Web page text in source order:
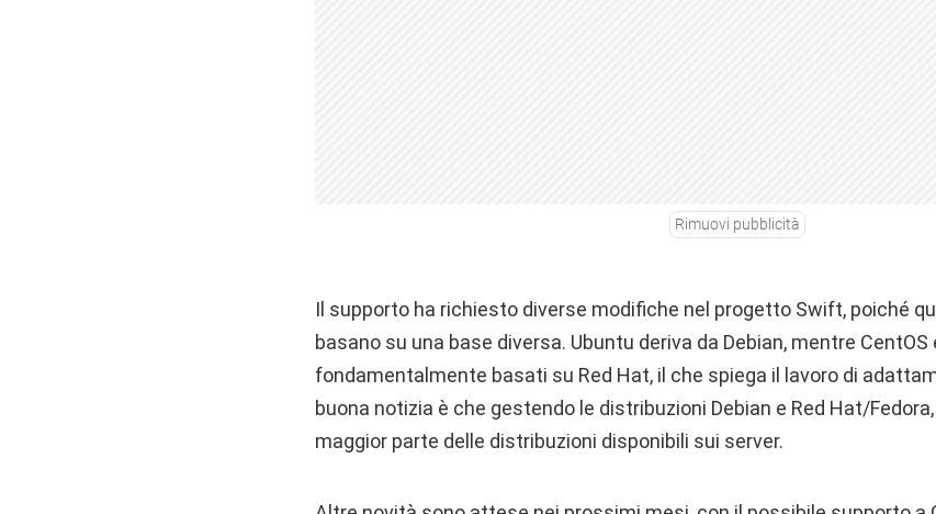
Rimuovi pubblicità
Il supporto ha richiesto diverse modifiche nel progetto Swift, poiché
basano su una base diversa. Ubuntu deriva da Debian, mentre
fondamentalmente basati su Red Hat, il che spiega il lavoro di
buona notizia è che gestendo le distribuzioni Debian e Red Hat/
maggior parte delle distribuzioni disponibili sui server.